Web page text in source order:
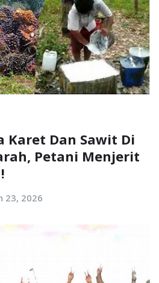
Karet Dan Sawit Di
Petani Menjerit
23, 2026